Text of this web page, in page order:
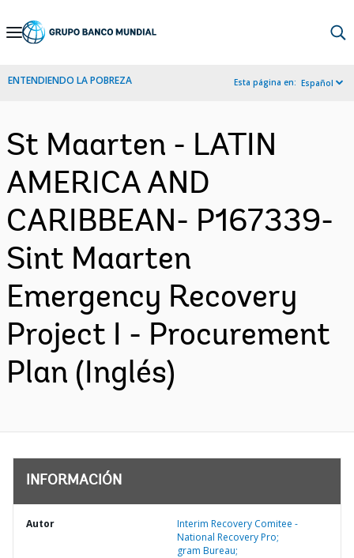
Skip
Navigation
ENTENDIENDO LA POBREZA Esta página en: Español
St Maarten - LATIN
AMERICA AND
CARIBBEAN- P167339-
Sint Maarten
Emergency Recovery
Project I - Procurement
Plan (Inglés)
INFORMACIÓN
Autor
Interim Recovery Comitee -
National Recovery Pro;
gram Bureau;